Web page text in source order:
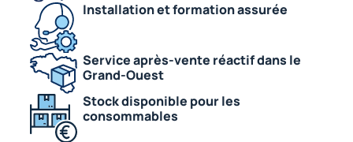
Installation et formation assurée
Service après-vente réactif dans le
Grand-Ouest
Stock disponible pour les
consommables